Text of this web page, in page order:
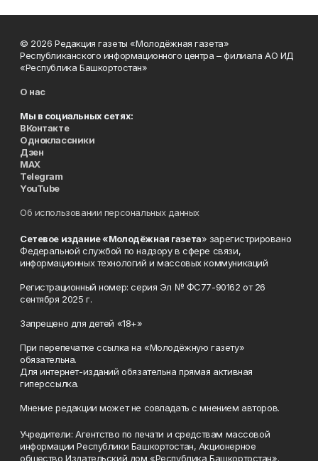
© 2026 Редакция газеты «Молодёжная газета»
Республиканского информационного центра – филиала АО ИД
«Республика Башкортостан»
О нас
Мы в социальных сетях:
ВКонтакте
Одноклассники
Дзен
MAX
Telegram
YouTube
Об использовании персональных данных
Сетевое издание «Молодёжная газета» зарегистрировано
Федеральной службой по надзору в сфере связи,
информационных технологий и массовых коммуникаций
Регистрационный номер: серия Эл № ФС77-90162 от 26
сентября 2025 г.
Запрещено для детей «18+»
При перепечатке ссылка на «Молодёжную газету»
обязательна.
Для интернет-изданий обязательна прямая активная
гиперссылка.
Мнение редакции может не совпадать с мнением авторов.
Учредители: Агентство по печати и средствам массовой
информации Республики Башкортостан, Акционерное
общество Издательский дом «Республика Башкортостан».